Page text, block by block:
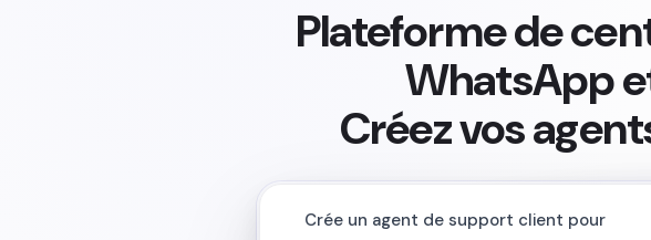
Plateforme de
WhatsApp
Créez vos
Connecte m|